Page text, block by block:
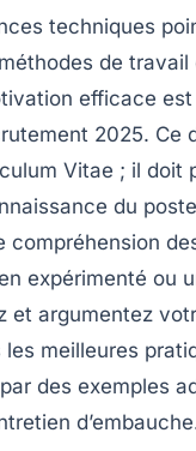
techniques
de
efficace
2025.
Vitae ; il
du
compréhension
expérimenté ou
et argumentez
meilleures
des exemples